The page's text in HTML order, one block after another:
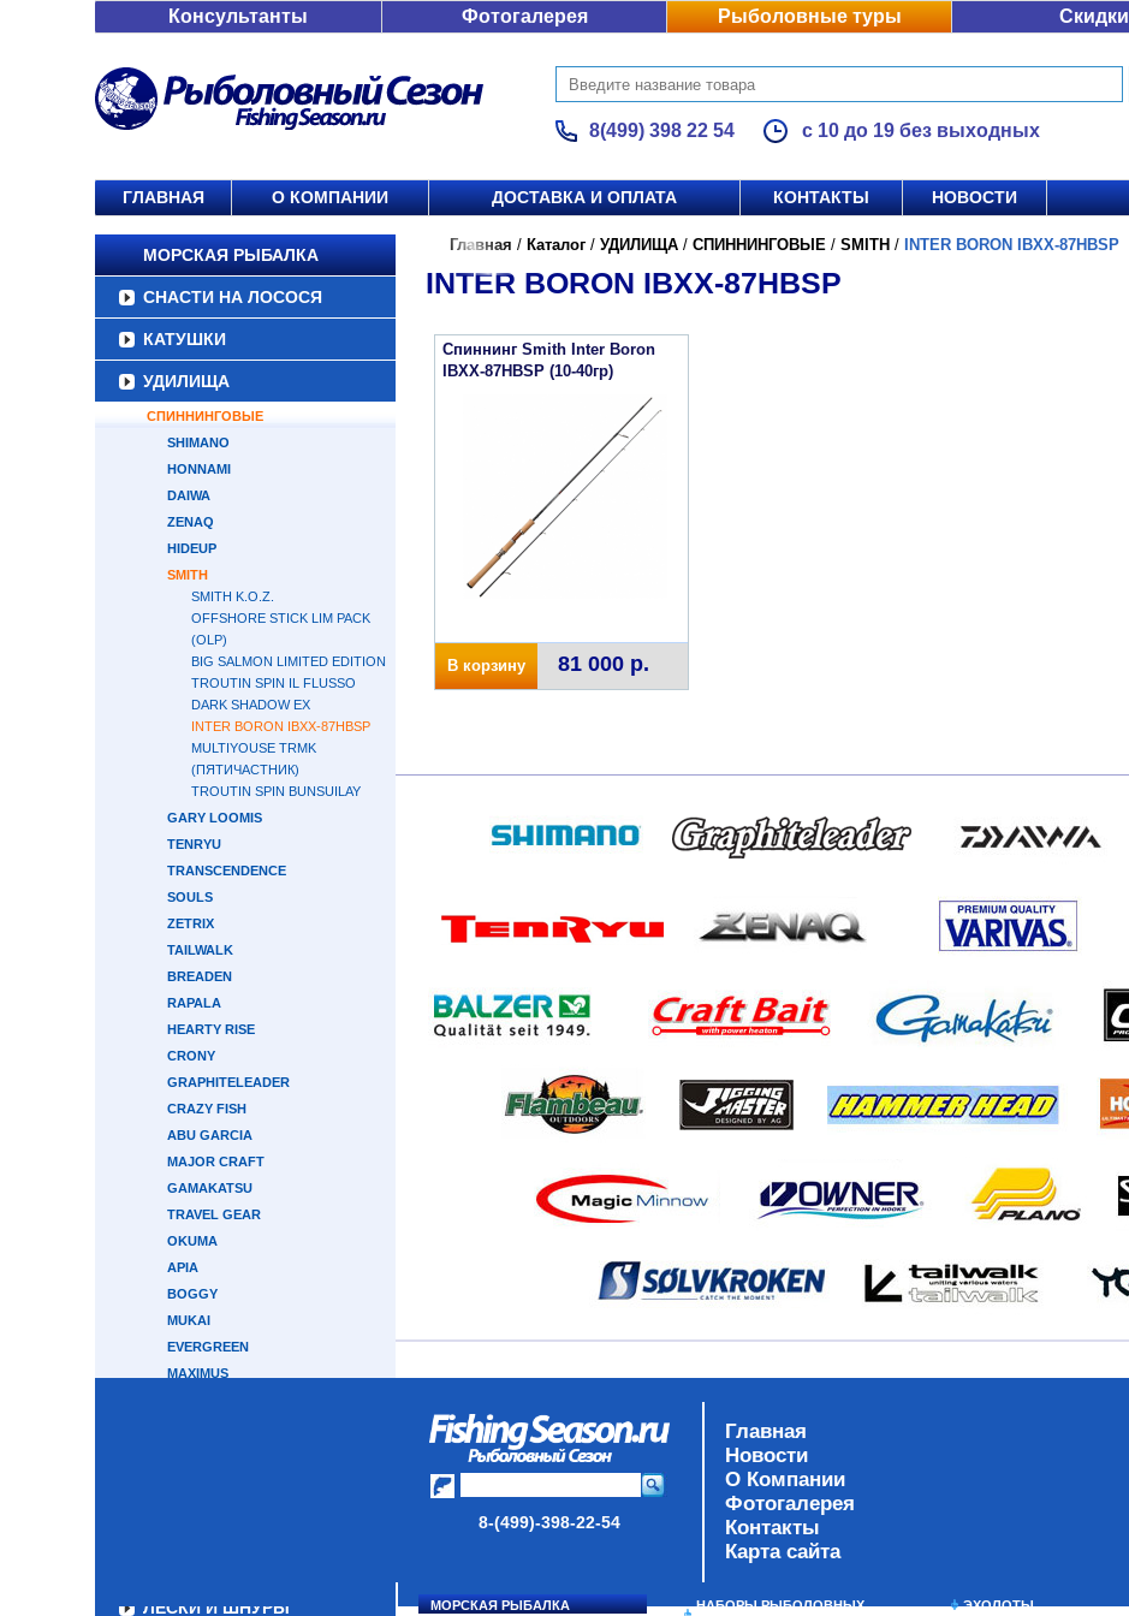
Консультанты Фотогалерея Рыболовные туры Скидки
8(499) 398 22 54 с 10 до 19 без выходных
ГЛАВНАЯ О КОМПАНИИ ДОСТАВКА И ОПЛАТА КОНТАКТЫ НОВОСТИ
МОРСКАЯ РЫБАЛКА
СНАСТИ НА ЛОСОСЯ
КАТУШКИ
УДИЛИЩА
СПИННИНГОВЫЕ
SHIMANO
HONNAMI
DAIWA
ZENAQ
HIDEUP
SMITH
SMITH K.O.Z.
OFFSHORE STICK LIM PACK
(OLP)
BIG SALMON LIMITED EDITION
TROUTIN SPIN IL FLUSSO
DARK SHADOW EX
INTER BORON IBXX-87HBSP
MULTIYOUSE TRMK
(ПЯТИЧАСТНИК)
TROUTIN SPIN BUNSUILAY
GARY LOOMIS
TENRYU
TRANSCENDENCE
SOULS
ZETRIX
TAILWALK
BREADEN
RAPALA
HEARTY RISE
CRONY
GRAPHITELEADER
CRAZY FISH
ABU GARCIA
MAJOR CRAFT
GAMAKATSU
TRAVEL GEAR
OKUMA
APIA
BOGGY
MUKAI
EVERGREEN
MAXIMUS
ЛЕСКИ И ШНУРЫ
Главная / Каталог / УДИЛИЩА / СПИННИНГОВЫЕ / SMITH / INTER BORON IBXX-87HBSP
INTER BORON IBXX-87HBSP
Спиннинг Smith Inter Boron
IBXX-87HBSP (10-40гр)
В корзину 81 000 р.
8-(499)-398-22-54
Главная
Новости
О Компании
Фотогалерея
Контакты
Карта сайта
МОРСКАЯ РЫБАЛКА
НАБОРЫ РЫБОЛОВНЫХ
ЭХОЛОТЫ